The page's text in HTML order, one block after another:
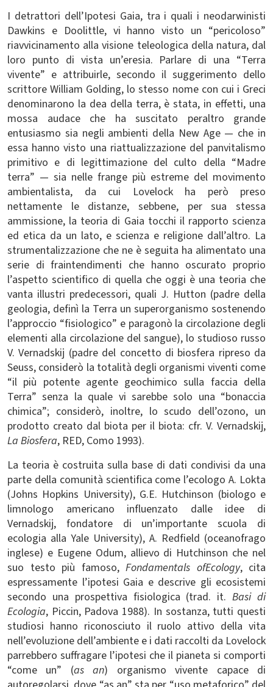
I detrattori dell’Ipotesi Gaia, tra i quali i neodarwinisti
Dawkins e Doolittle, vi hanno visto un “pericoloso”
riavvicinamento alla visione teleologica della natura, dal
loro punto di vista un’eresia. Parlare di una “Terra
vivente” e attribuirle, secondo il suggerimento dello
scrittore William Golding, lo stesso nome con cui i Greci
denominarono la dea della terra, è stata, in effetti, una
mossa audace che ha suscitato peraltro grande
entusiasmo sia negli ambienti della New Age — che in
essa hanno visto una riattualizzazione del panvitalismo
primitivo e di legittimazione del culto della “Madre
terra” — sia nelle frange più estreme del movimento
ambientalista, da cui Lovelock ha però preso
nettamente le distanze, sebbene, per sua stessa
ammissione, la teoria di Gaia tocchi il rapporto scienza
ed etica da un lato, e scienza e religione dall’altro. La
strumentalizzazione che ne è seguita ha alimentato una
serie di fraintendimenti che hanno oscurato proprio
l’aspetto scientifico di quella che oggi è una teoria che
vanta illustri predecessori, quali J. Hutton (padre della
geologia, definì la Terra un superorganismo sostenendo
l’approccio “fisiologico” e paragonò la circolazione degli
elementi alla circolazione del sangue), lo studioso russo
V. Vernadskij (padre del concetto di biosfera ripreso da
Seuss, considerò la totalità degli organismi viventi come
“il più potente agente geochimico sulla faccia della
Terra” senza la quale vi sarebbe solo una “bonaccia
chimica”; considerò, inoltre, lo scudo dell’ozono, un
prodotto creato dal biota per il biota: cfr. V. Vernadskij,
La Biosfera, RED, Como 1993).
La teoria è costruita sulla base di dati condivisi da una
parte della comunità scientifica come l’ecologo A. Lokta
(Johns Hopkins University), G.E. Hutchinson (biologo e
limnologo americano influenzato dalle idee di
Vernadskij, fondatore di un’importante scuola di
ecologia alla Yale University), A. Redfield (oceanofrago
inglese) e Eugene Odum, allievo di Hutchinson che nel
suo testo più famoso, Fondamentals ofEcology, cita
espressamente l’ipotesi Gaia e descrive gli ecosistemi
secondo una prospettiva fisiologica (trad. it.Basi di
Ecologia, Piccin, Padova 1988). In sostanza, tutti questi
studiosi hanno riconosciuto il ruolo attivo della vita
nell’evoluzione dell’ambiente e i dati raccolti da Lovelock
parrebbero suffragare l’ipotesi che il pianeta si comporti
“come un” (as an) organismo vivente capace di